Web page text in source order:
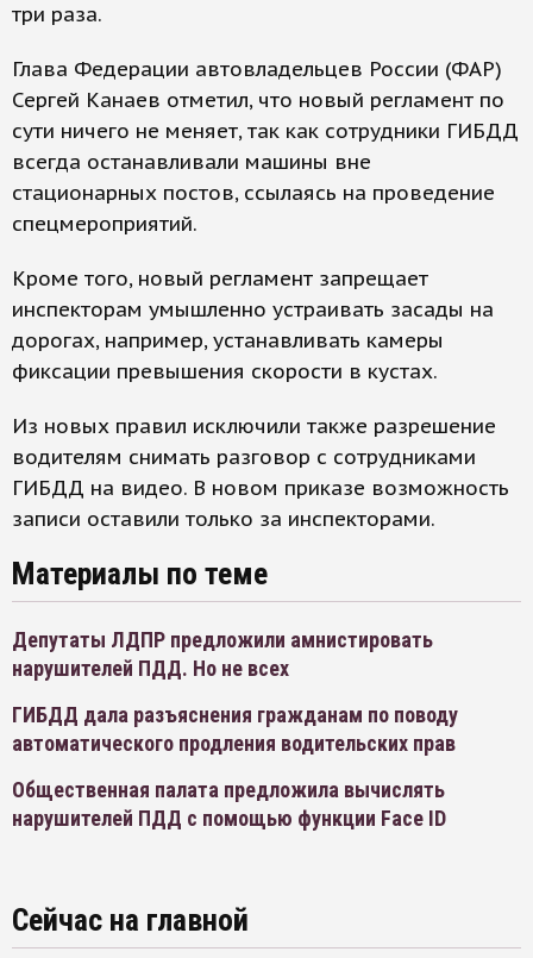
три раза.
Глава Федерации автовладельцев России (ФАР)
Сергей Канаев отметил, что новый регламент по
сути ничего не меняет, так как сотрудники ГИБДД
всегда останавливали машины вне
стационарных постов, ссылаясь на проведение
спецмероприятий.
Кроме того, новый регламент запрещает
инспекторам умышленно устраивать засады на
дорогах, например, устанавливать камеры
фиксации превышения скорости в кустах.
Из новых правил исключили также разрешение
водителям снимать разговор с сотрудниками
ГИБДД на видео. В новом приказе возможность
записи оставили только за инспекторами.
Материалы по теме
Депутаты ЛДПР предложили амнистировать
нарушителей ПДД. Но не всех
ГИБДД дала разъяснения гражданам по поводу
автоматического продления водительских прав
Общественная палата предложила вычислять
нарушителей ПДД с помощью функции Face ID
Сейчас на главной